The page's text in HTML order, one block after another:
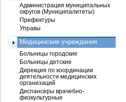
Администрация муниципальных
округов (Муниципалитеты)
Префектуры
Управы
Медицинские учреждения
Больницы городские
Больницы детские
Дирекция по координации
деятельности медицинских
организаций
Диспансеры врачебно-
физкультурные